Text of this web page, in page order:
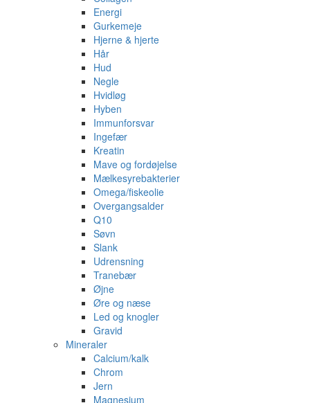
Energi
Gurkemeje
Hjerne & hjerte
Hår
Hud
Negle
Hvidløg
Hyben
Immunforsvar
Ingefær
Kreatin
Mave og fordøjelse
Mælkesyrebakterier
Omega/fiskeolie
Overgangsalder
Q10
Søvn
Slank
Udrensning
Tranebær
Øjne
Øre og næse
Led og knogler
Gravid
Mineraler
Calcium/kalk
Chrom
Jern
Magnesium